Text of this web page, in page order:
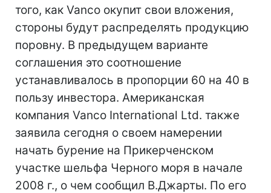
того, как Vanco окупит свои вложения,
стороны будут распределять продукцию
поровну. В предыдущем варианте
соглашения это соотношение
устанавливалось в пропорции 60 на 40 в
пользу инвестора. Американская
компания Vanco International Ltd. также
заявила сегодня о своем намерении
начать бурение на Прикерченском
участке шельфа Черного моря в начале
2008 г., о чем сообщил В.Джарты. По его